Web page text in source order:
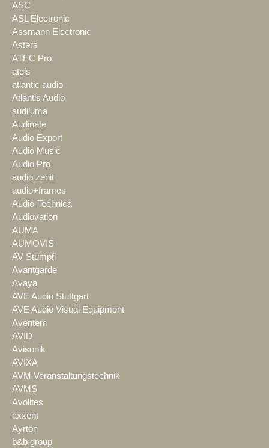
ASC
ASL Electronic
Assmann Electronic
Astera
ATEC Pro
ateis
atlantic audio
Atlantis Audio
audiluma
Audinate
Audio Export
Audio Music
Audio Pro
audio zenit
audio+frames
Audio-Technica
Audiovation
AUMA
AUMOVIS
AV Stumpfl
Avantgarde
Avaya
AVE Audio Stuttgart
AVE Audio Visual Equipment
Aventem
AVID
Avisonik
AVIXA
AVM Veranstaltungstechnik
AVMS
Avolites
axxent
Ayrton
b&b group